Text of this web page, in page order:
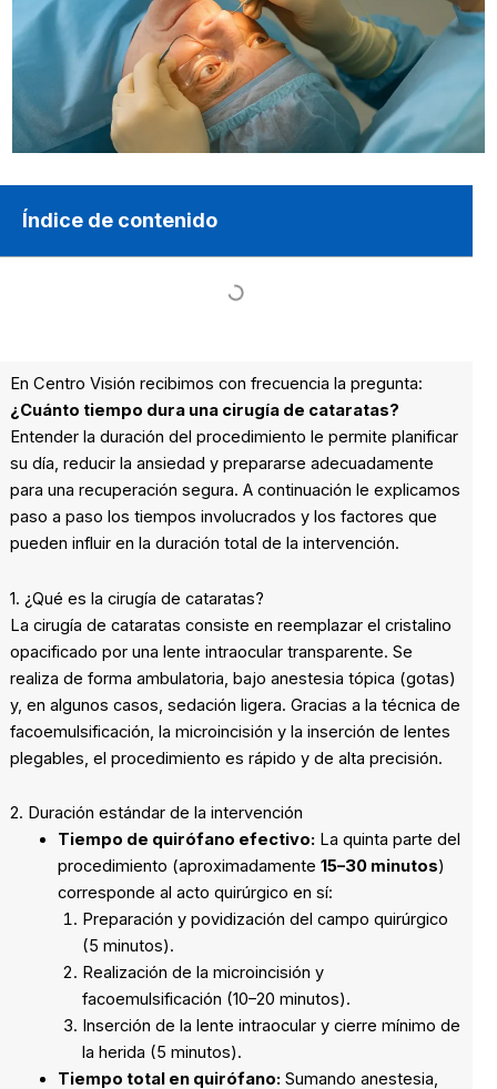
Índice de contenido
En Centro Visión recibimos con frecuencia la pregunta:
¿Cuánto tiempo dura una cirugía de cataratas?
Entender la duración del procedimiento le permite planificar
su día, reducir la ansiedad y prepararse adecuadamente
para una recuperación segura. A continuación le explicamos
paso a paso los tiempos involucrados y los factores que
pueden influir en la duración total de la intervención.
1. ¿Qué es la cirugía de cataratas?
La cirugía de cataratas consiste en reemplazar el cristalino
opacificado por una lente intraocular transparente. Se
realiza de forma ambulatoria, bajo anestesia tópica (gotas)
y, en algunos casos, sedación ligera. Gracias a la técnica de
facoemulsificación, la microincisión y la inserción de lentes
plegables, el procedimiento es rápido y de alta precisión.
2. Duración estándar de la intervención
Tiempo de quirófano efectivo: La quinta parte del
procedimiento (aproximadamente15–30 minutos)
corresponde al acto quirúrgico en sí:
Preparación y povidización del campo quirúrgico
(5 minutos).
Realización de la microincisión y
facoemulsificación (10–20 minutos).
Inserción de la lente intraocular y cierre mínimo de
la herida (5 minutos).
Tiempo total en quirófano: Sumando anestesia,